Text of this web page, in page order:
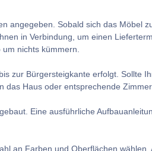
angegeben. Sobald sich das
in Verbindung, um einen
nichts kümmern.
zur Bürgersteigkante erfolgt. Sollte
das Haus oder entsprechende
Eine ausführliche
an Farben und Oberflächen